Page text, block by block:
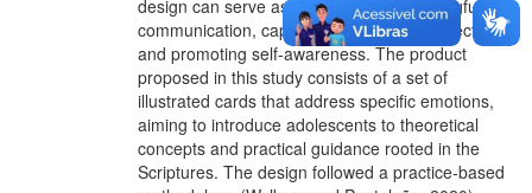
design can serve as a medium for meaningful
communication, capable of stimulating reflection
and promoting self-awareness. The product
proposed in this study consists of a set of
illustrated cards that address specific emotions,
aiming to introduce adolescents to theoretical
concepts and practical guidance rooted in the
Scriptures. The design followed a practice-based